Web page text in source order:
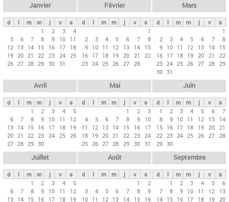
cs
p
n
c
i
p
Janvier
d l m m j v
s
1
2 3
4
5
6 7 8 9 10
11
12 13 14 15 16 17
18
19 20 21 22 23 24 25
26 27 28 29 30 31
Février
d l m m j v
s
1
2
3 4 5 6 7
8
9 10 11 12 13 14
15
16 17 18 19 20 21
22
23 24 25 26 27 28
Mars
d l m m j v
s
1
2
3 4 5 6 7
8
9 10 11 12 13 14
15
16 17 18 19 20 21
22
23 24 25 26 27 28 29
30 31
Avril
d l m m j v
s
1
2 3 4
5
6
7 8 9 10 11
12
13 14 15 16 17 18
19
20 21 22 23 24 25 26
27 28 29 30
Mai
d l m m j v
s
1
2
3
4
5 6 7 8 9
10
11
12 13 14 15 16
17
18 19 20 21 22 23 24
25 26 27 28 29 30 31
Juin
d l m m j v
s
1
2 3 4 5 6
7
8
9 10 11 12 13
14
15 16 17 18 19 20 21
22 23 24 25 26 27 28
29 30
Juillet
d l m m j v
s
1
2 3 4
5
6
7 8 9 10 11
12
13 14 15 16 17 18 19
Août
d l m m j v
s
1
2
3
4 5 6 7 8
9
10 11 12 13 14 15 16
Septembre
d l m m j v
s
1
2 3 4 5
6
7
8 9 10 11 12
13
14 15 16 17 18 19 20